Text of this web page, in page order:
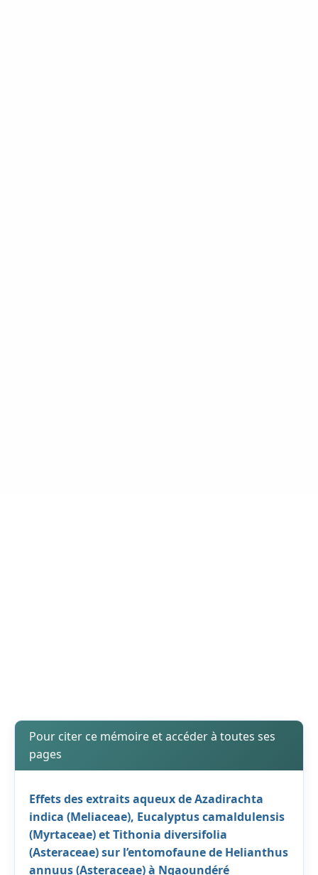
Pour citer ce mémoire et accéder à toutes ses
pages
Effets des extraits aqueux de Azadirachta
indica (Meliaceae), Eucalyptus camaldulensis
(Myrtaceae) et Tithonia diversifolia
(Asteraceae) sur l’entomofaune de Helianthus
annuus (Asteraceae) à Ngaoundéré